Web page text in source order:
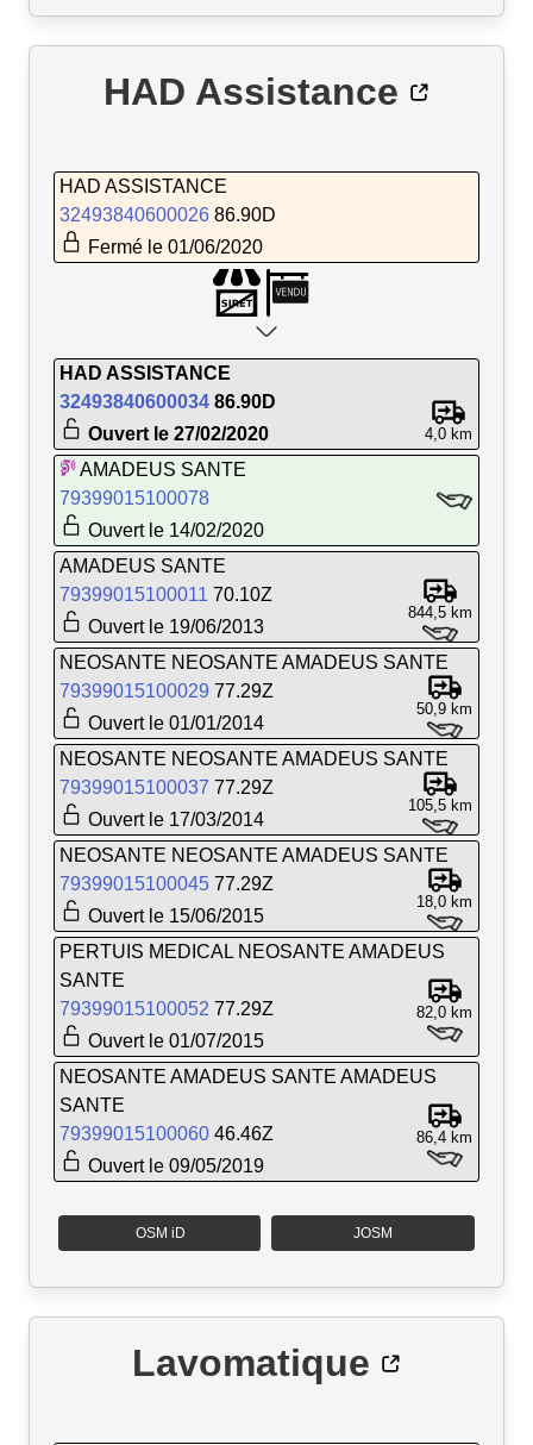
HAD Assistance
HAD ASSISTANCE
32493840600026 86.90D
Fermé le 01/06/2020
HAD ASSISTANCE
32493840600034 86.90D
Ouvert le 27/02/2020
4,0 km
AMADEUS SANTE
79399015100078
Ouvert le 14/02/2020
AMADEUS SANTE
79399015100011 70.10Z
Ouvert le 19/06/2013
844,5 km
NEOSANTE NEOSANTE AMADEUS SANTE
79399015100029 77.29Z
Ouvert le 01/01/2014
50,9 km
NEOSANTE NEOSANTE AMADEUS SANTE
79399015100037 77.29Z
Ouvert le 17/03/2014
105,5 km
NEOSANTE NEOSANTE AMADEUS SANTE
79399015100045 77.29Z
Ouvert le 15/06/2015
18,0 km
PERTUIS MEDICAL NEOSANTE AMADEUS
SANTE
79399015100052 77.29Z
Ouvert le 01/07/2015
82,0 km
NEOSANTE AMADEUS SANTE AMADEUS
SANTE
79399015100060 46.46Z
Ouvert le 09/05/2019
86,4 km
OSM iD JOSM
Lavomatique